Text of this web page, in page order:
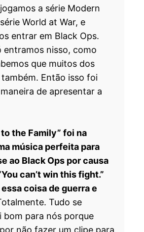
a série Modern
World at War, e
entrar em Black Ops.
entramos nisso, como
que muitos dos
Então isso foi
de apresentar a
the Family” foi na
música perfeita para
ao Black Ops por causa
can’t win this fight.”
coisa de guerra e
Tudo se
bom para nós porque
não fazer um clipe para